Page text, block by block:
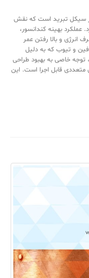
سیکل تبرید است که نقش
بهینه کندانسور،
انرژی و بالا رفتن عمر
و تیوب که به دلیل
توجه خاصی به بهبود طراحی
متعددی قابل اجرا است. این